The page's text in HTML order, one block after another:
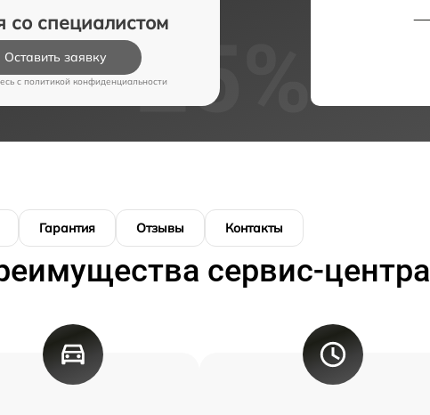
со специалистом
Оставить заявку
c политикой конфиденциальности
Гарантия Отзывы Контакты
сервис-центра